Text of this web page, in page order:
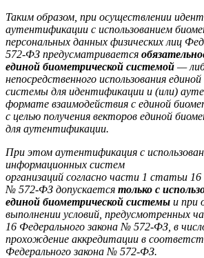
Таким образом, при осуществлении
аутентификации с использованием
персональных данных физических лиц
572-ФЗ предусматривается
единой биометрической системой —
непосредственного использования
системы для идентификации и (или)
формате взаимодействия с единой
с целью получения векторов единой
для аутентификации.
При этом аутентификация с
информационных систем
организаций согласно части 1 статьи 16
№ 572-ФЗ допускается только с
единой биометрической системы и при
выполнении условий, предусмотренных
16 Федерального закона № 572-ФЗ, в
прохождение аккредитации в
Федерального закона № 572-ФЗ.